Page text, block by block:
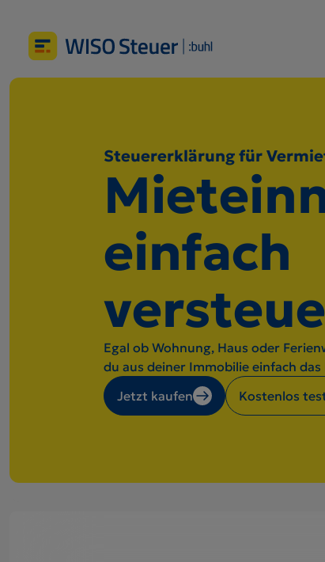
Steuererklärung für
einfach
Egal ob Wohnung, Haus oder
du aus deiner Immobilie einfach das
Jetzt kaufen
Kostenlos